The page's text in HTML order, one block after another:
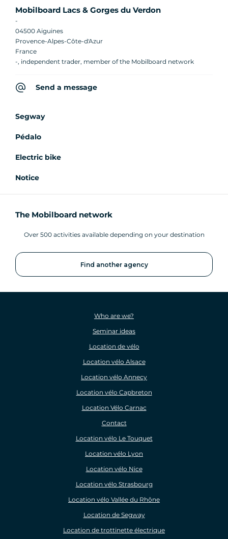
Mobilboard Lacs & Gorges du Verdon
-
04500 Aiguines
Provence-Alpes-Côte-d'Azur
France
-, independent trader, member of the Mobilboard network
Send a message
Segway
Pédalo
Electric bike
Notice
The Mobilboard network
Over 500 activities available depending on your destination
Find another agency
Who are we?
Seminar ideas
Location de vélo
Location vélo Alsace
Location vélo Annecy
Location vélo Capbreton
Location Vélo Carnac
Contact
Location vélo Le Touquet
Location vélo Lyon
Location vélo Nice
Location vélo Strasbourg
Location vélo Vallée du Rhône
Location de Segway
Location de trottinette électrique